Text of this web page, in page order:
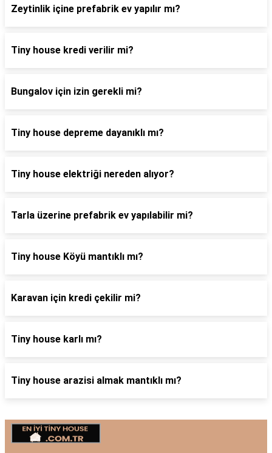
Zeytinlik içine prefabrik ev yapılır mı?
Tiny house kredi verilir mi?
Bungalov için izin gerekli mi?
Tiny house depreme dayanıklı mı?
Tiny house elektriği nereden alıyor?
Tarla üzerine prefabrik ev yapılabilir mi?
Tiny house Köyü mantıklı mı?
Karavan için kredi çekilir mi?
Tiny house karlı mı?
Tiny house arazisi almak mantıklı mı?